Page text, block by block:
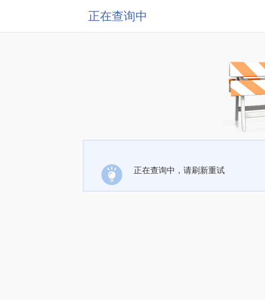
正在查询中
正在查询中，请刷新重试